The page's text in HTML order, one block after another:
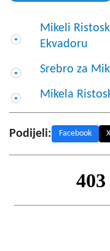
Mikeli
Ekvadoru
Srebro za
Mikela
Podijeli: Facebook X